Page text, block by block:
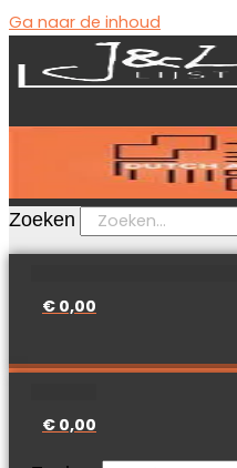
Ga naar de inhoud
Zoeken
€ 0,00
€ 0,00